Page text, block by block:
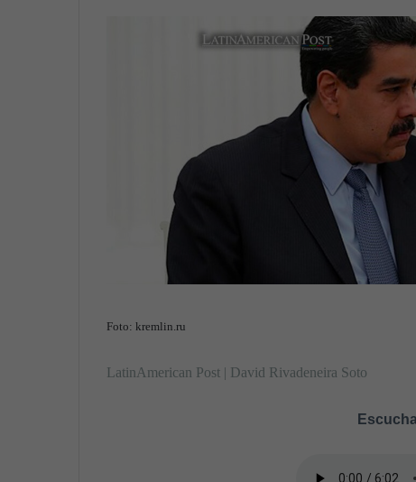
e
Foto: kremlin.ru
LatinAmerican Post | David Rivadeneira Soto